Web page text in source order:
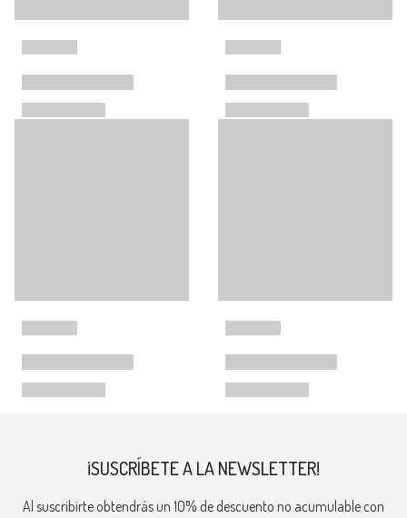
¡SUSCRÍBETE A LA NEWSLETTER!
Al suscribirte obtendrás un 10% de descuento no acumulable con